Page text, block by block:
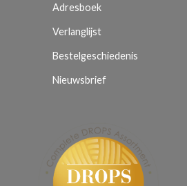
Adresboek
Verlanglijst
Bestelgeschiedenis
Nieuwsbrief